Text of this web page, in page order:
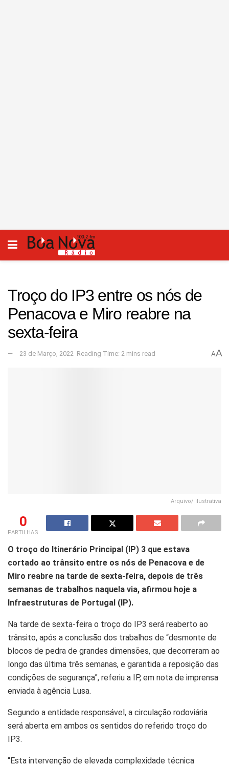
Troço do IP3 entre os nós de
Penacova e Miro reabre na
sexta-feira
23 de Março, 2022 Reading Time: 2 mins read AA
Arquivo/ ilustrativa
0
PARTILHAS
O troço do Itinerário Principal (IP) 3 que estava
cortado ao trânsito entre os nós de Penacova e de
Miro reabre na tarde de sexta-feira, depois de três
semanas de trabalhos naquela via, afirmou hoje a
Infraestruturas de Portugal (IP).
Na tarde de sexta-feira o troço do IP3 será reaberto ao
trânsito, após a conclusão dos trabalhos de “desmonte de
blocos de pedra de grandes dimensões, que decorreram ao
longo das última três semanas, e garantida a reposição das
condições de segurança”, referiu a IP, em nota de imprensa
enviada à agência Lusa.
Segundo a entidade responsável, a circulação rodoviária
será aberta em ambos os sentidos do referido troço do
IP3.
“Esta intervenção de elevada complexidade técnica